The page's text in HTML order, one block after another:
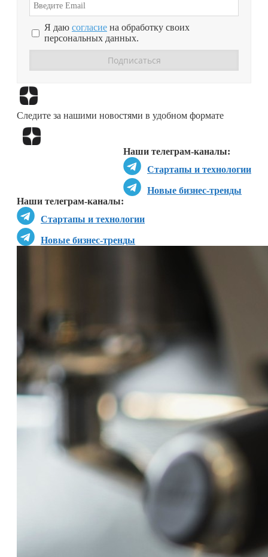
Я даю согласие на обработку своих
персональных данных.
Следите за нашими новостями в удобном формате
Наши телеграм-каналы:
Стартапы и технологии
Новые бизнес-тренды
Наши телеграм-каналы:
Стартапы и технологии
Новые бизнес-тренды